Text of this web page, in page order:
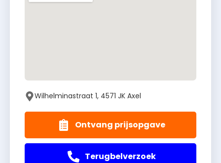
Wilhelminastraat 1, 4571 JK Axel
Ontvang prijsopgave
Terugbelverzoek